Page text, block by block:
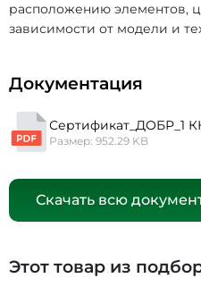
расположению элементов,
зависимости от модели и
Документация
Сертификат_ДОБР_1
Размер: 952.29 KB
Скачать всю
Этот товар из